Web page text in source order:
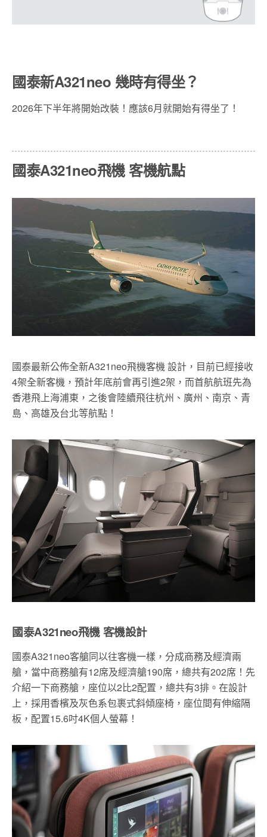
國泰新A321neo 幾時有得坐？
2026年下半年將開始改裝！應該6月就開始有得坐了！
國泰A321neo飛機 客機航點
國泰最新公佈全新A321neo飛機客機 設計，目前已經接收
4架全新客機，預計年底前會再引進2架，而首航航班先為
香港飛上海浦東，之後會陸續飛往杭州、廣州、南京、青
島、高雄及台北等航點！
國泰A321neo飛機 客機設計
國泰A321neo客艙同以往客機一樣，分成商務及經濟兩
艙，當中商務艙有12席及經濟艙190席，總共有202席！先
介紹一下商務艙，座位以2比2配置，總共有3排。在設計
上，採用香檳及灰色系包裹式斜傾座椅，座位間有伸縮隔
板，配置15.6吋4K個人螢幕！